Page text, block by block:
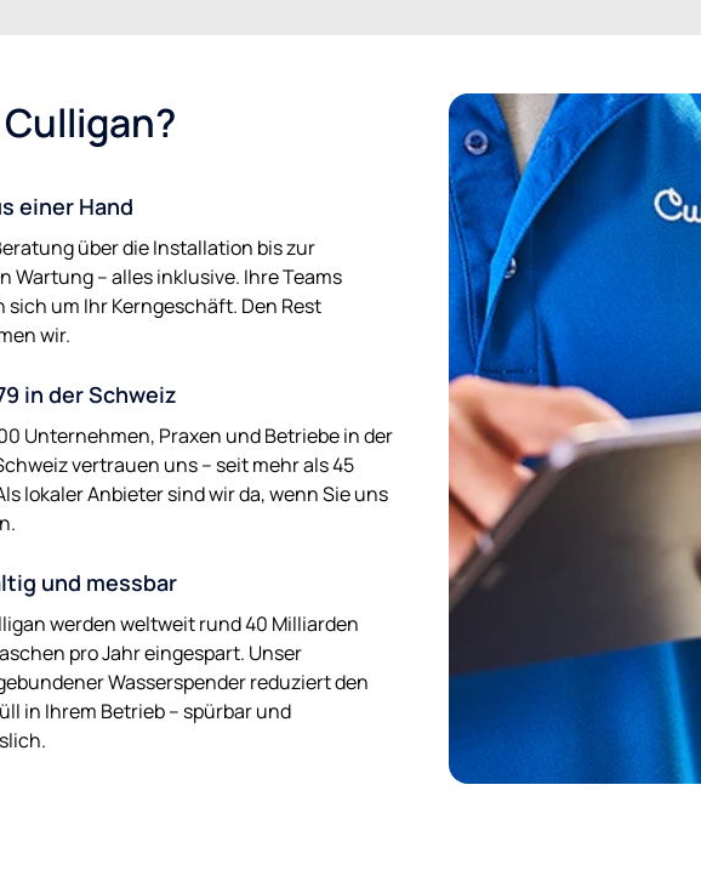
einer Hand
über die Installation bis zur
Wartung – alles inklusive. Ihre Teams
sich um Ihr Kerngeschäft. Den Rest
wir.
in der Schweiz
Unternehmen, Praxen und Betriebe in der
vertrauen uns – seit mehr als 45
lokaler Anbieter sind wir da, wenn Sie uns
und messbar
werden weltweit rund 40 Milliarden
pro Jahr eingespart. Unser
Wasserspender reduziert den
in Ihrem Betrieb – spürbar und